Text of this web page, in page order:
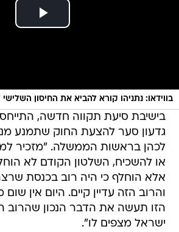
בווידאו: נתניהו קורא להביא את החיסון השלישי
בישיבת סיעת תקווה חדשה,
גדעון סער להצעת החוק שתמנע
לכהן בראשות הממשלה. "מזכיר
או להשכיח, השלטון הקודם לא
אלא הוחלף כי היה רוב בכנסת
והרוב הזה עדיין קיים. היום אין
הזו תעשה את הדבר הנכון שהרוב
ישראל מצפים לו".